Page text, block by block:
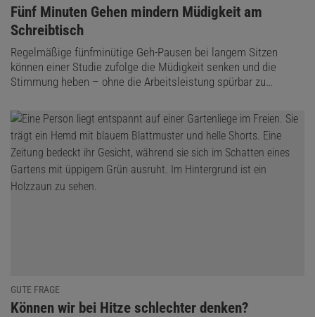
:
Fünf Minuten Gehen mindern Müdigkeit am
Schreibtisch
Regelmäßige fünfminütige Geh-Pausen bei langem Sitzen
können einer Studie zufolge die Müdigkeit senken und die
Stimmung heben – ohne die Arbeitsleistung spürbar zu…
GUTE FRAGE
:
Können wir bei Hitze schlechter denken?